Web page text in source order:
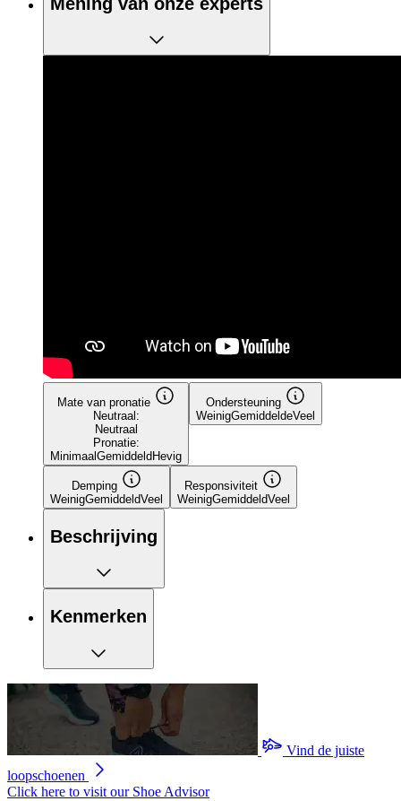
Mate van pronatie
Neutraal:
Neutraal
Pronatie:
MinimaalGemiddeld Hevig
Ondersteuning
WeinigGemiddeldeVeel
Demping
WeinigGemiddeldVeel
Responsiviteit
WeinigGemiddeldVeel
Beschrijving
Kenmerken
Vind de juiste
loopschoenen
Click here to visit our Shoe Advisor